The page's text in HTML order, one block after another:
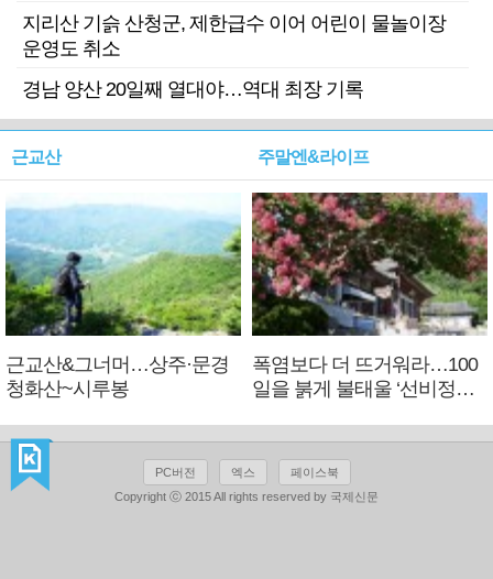
지리산 기슭 산청군, 제한급수 이어 어린이 물놀이장
운영도 취소
경남 양산 20일째 열대야…역대 최장 기록
근교산
근교산&그너머…상주·문경
청화산~시루봉
주말엔&라이프
폭염보다 더 뜨거워라…100
일을 붉게 불태울 ‘선비정신’
PC버전 엑스
페이스북
Copyright ⓒ 2015 All rights reserved by 국제신문